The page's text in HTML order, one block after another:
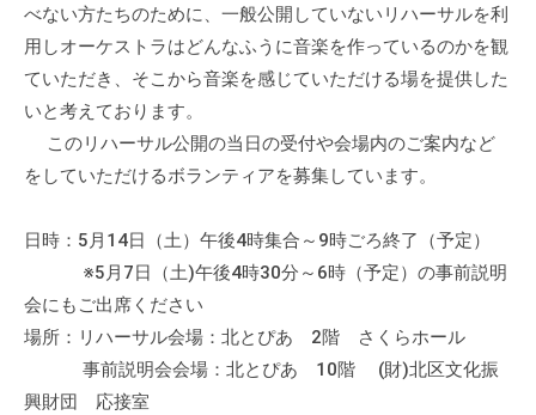
P
O
・
ボ
テ
ア
動
の
援
べない方たちのために、一般公開していないリハーサルを利
用しオーケストラはどんなふうに音楽を作っているのかを観
ていただき、そこから音楽を感じていただける場を提供した
いと考えております。
このリハーサル公開の当日の受付や会場内のご案内など
をしていただけるボランティアを募集しています。
日時：5月14日（土）午後4時集合～9時ごろ終了（予定）
※5月7日（土)午後4時30分～6時（予定）の事前説明
会にもご出席ください
場所：リハーサル会場：北とぴあ 2階 さくらホール
事前説明会会場：北とぴあ 10階 (財)北区文化振
興財団 応接室